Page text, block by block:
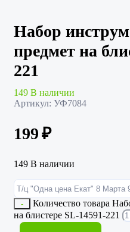
Набор
предмет на
221
149 В наличии
Артикул: УФ7084
199₽
149 В наличии
-
Количество товара
на блистере SL-14591-221